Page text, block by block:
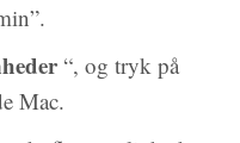
“, og tryk på
Mac.